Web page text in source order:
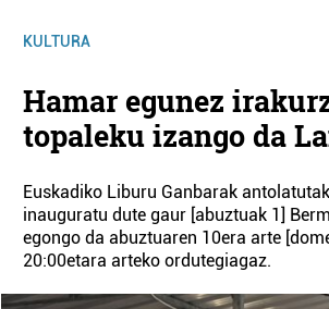
KULTURA
Hamar egunez
topaleku izango da
Euskadiko Liburu Ganbarak
inauguratu dute gaur [abuztuak 1]
egongo da abuztuaren 10era arte
20:00etara arteko ordutegiagaz.